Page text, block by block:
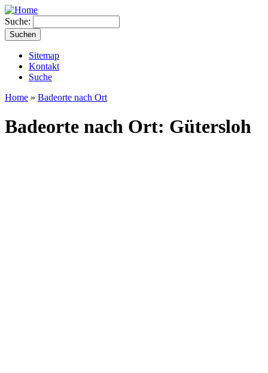
Suche:
Sitemap
Kontakt
Suche
Home » Badeorte nach Ort
Badeorte nach Ort: Gütersloh